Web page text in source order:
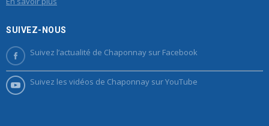
SUIVEZ-NOUS
Suivez l’actualité de Chaponnay sur Facebook
Suivez les vidéos de Chaponnay sur YouTube